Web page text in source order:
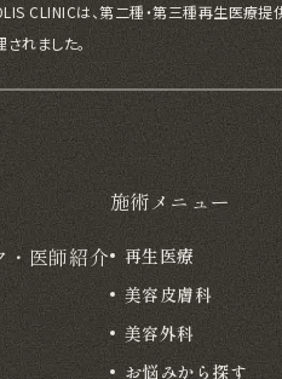
CLINICは、第二種・第三種再生医療提
されました。
・医師紹介
施術メニュー
再生医療
美容皮膚科
美容外科
お悩みから探す